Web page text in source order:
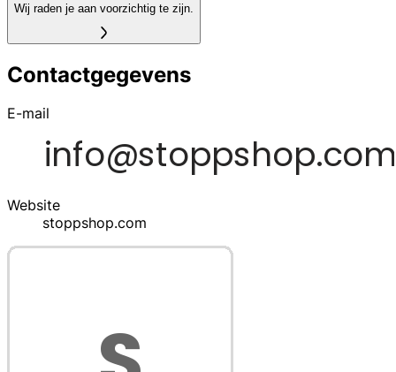
Wij raden je aan voorzichtig te zijn.
Contactgegevens
E-mail
Website
stoppshop.com